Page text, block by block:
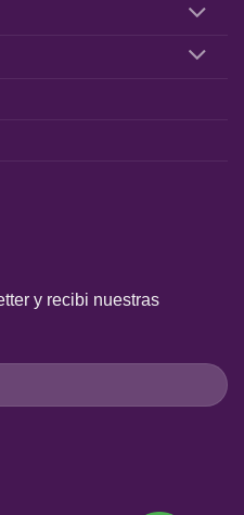
y recibi nuestras